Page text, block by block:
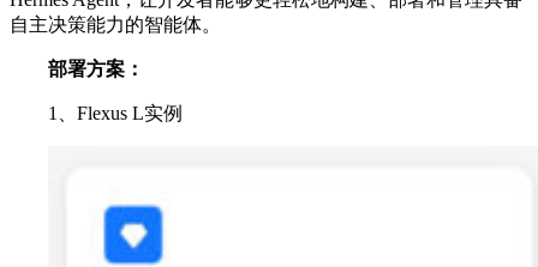
自主决策能力的智能体。
部署方案：
1、Flexus L实例